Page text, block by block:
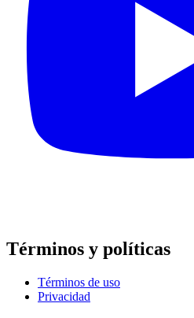
Términos y políticas
Términos de uso
Privacidad